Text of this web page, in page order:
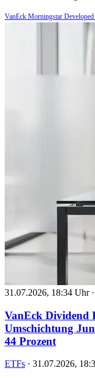
VanEck Morningstar
31.07.2026, 18:34 Uhr ·
VanEck Dividend
Umschichtung
44 Prozent
ETFs · 31.07.2026,